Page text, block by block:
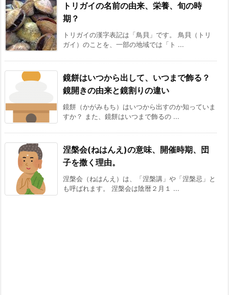
トリガイの名前の由来、栄養、旬の時
期？
トリガイの漢字表記は「鳥貝」です。 鳥貝（トリ
ガイ）のことを、一部の地域では「ト ...
鏡餅はいつから出して、いつまで飾る？
鏡開きの由来と鏡割りの違い
鏡餅（かがみもち）はいつから出すのか知っていま
すか？ また、鏡餅はいつまで飾るの ...
涅槃会(ねはんえ)の意味、開催時期、団
子を撒く理由。
涅槃会（ねはんえ）は、「涅槃講」や「涅槃忌」と
も呼ばれます。 涅槃会は陰暦２月１ ...